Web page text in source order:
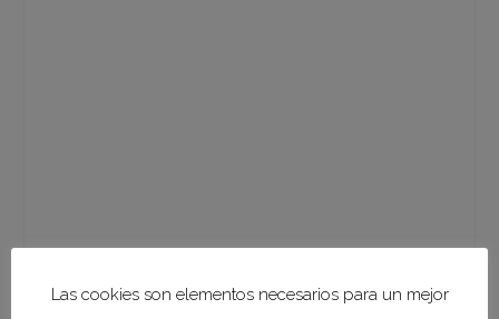
Las cookies son elementos necesarios para un mejor